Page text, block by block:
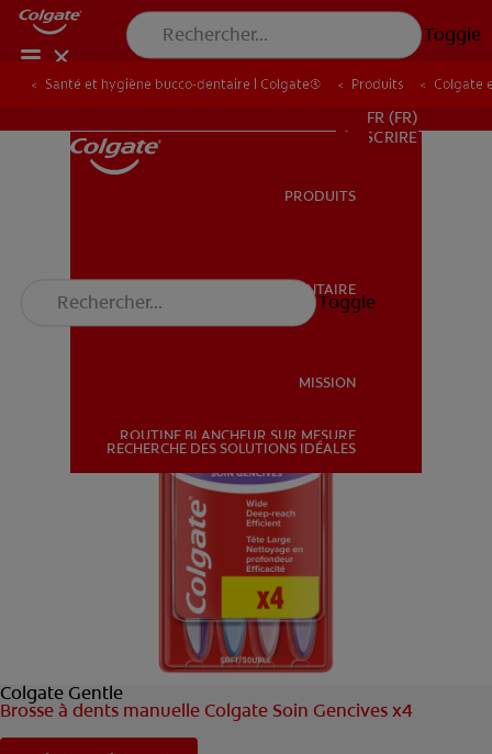
Toggle
SANTÉ BUCCO-DENTAIRE
ROUTINE BLANCHEUR SUR MESURE
RECHERCHE DES SOLUTIONS IDÉALES
POUR LES PROFESSIONNELS
POUR LES PROFESSIONNELS
FR (FR)
S’INSCRIRE
PRODUITS
SANTÉ BUCCO-DENTAIRE
MISSION
ROUTINE BLANCHEUR SUR MESURE
RECHERCHE DES SOLUTIONS IDÉALES
Toggle
Santé et hygiène bucco-dentaire | Colgate® Produits Colgate
Colgate Gentle
Brosse à dents manuelle Colgate Soin Gencives x4